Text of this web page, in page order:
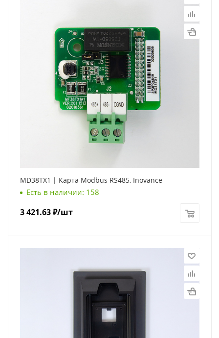
MD38TX1 | Карта Modbus RS485, Inovance
Есть в наличии: 158
3 421.63₽/шт